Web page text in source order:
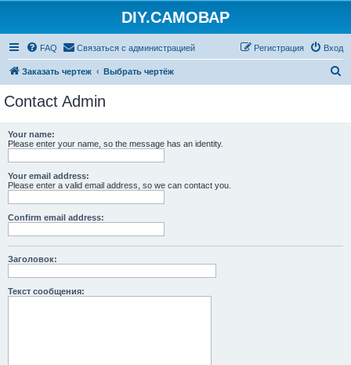
DIY.САМОВАР
FAQ Связаться с администрацией Вход
Регистрация
Заказать чертеж Выбрать чертёж
Contact Admin
Your name:
Please enter your name, so the message has an identity.
Your email address:
Please enter a valid email address, so we can contact you.
Confirm email address:
Заголовок:
Текст сообщения: